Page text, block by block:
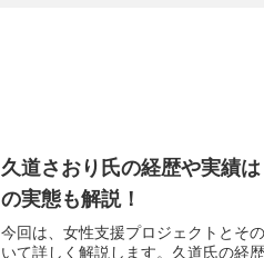
久道さおり氏の経歴や実績
の実態も解説！
今回は、女性支援プロジェクトとそ
いて詳しく解説します。久道氏の経